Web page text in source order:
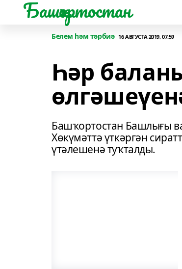
Башҡортостан
Белем һәм тәрбиә 16 АВГУСТА 2019, 07:59
Һәр
Башҡортостан Башлығы
Хөкүмәттә үткәргән
үтәлешенә туҡталды.